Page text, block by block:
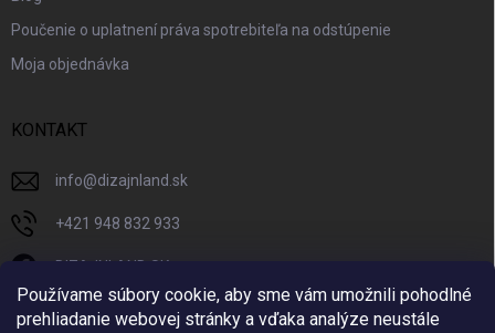
Používame súbory cookie, aby sme vám umožnili pohodlné
prehliadanie webovej stránky a vďaka analýze neustále
Poučenie o uplatnení práva spotrebiteľa na odstúpenie
Moja objednávka
KONTAKT
info@dizajnland.sk
+421 948 832 933
DIZAJNLAND SK
dizajnland.sk/